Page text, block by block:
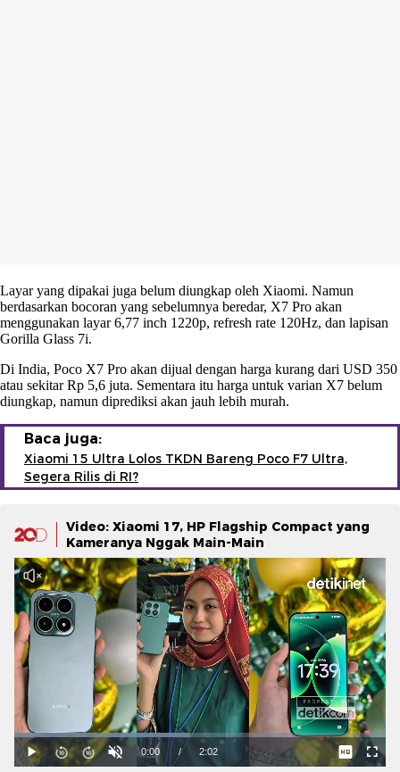
Layar yang dipakai juga belum diungkap oleh Xiaomi. Namun
berdasarkan bocoran yang sebelumnya beredar, X7 Pro akan
menggunakan layar 6,77 inch 1220p, refresh rate 120Hz, dan lapisan
Gorilla Glass 7i.
Di India, Poco X7 Pro akan dijual dengan harga kurang dari USD 350
atau sekitar Rp 5,6 juta. Sementara itu harga untuk varian X7 belum
diungkap, namun diprediksi akan jauh lebih murah.
Baca juga:
Xiaomi 15 Ultra Lolos TKDN Bareng Poco F7 Ultra,
Segera Rilis di RI?
Video: Xiaomi 17, HP Flagship Compact yang
Kameranya Nggak Main-Main